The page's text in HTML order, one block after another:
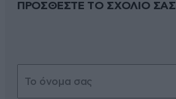
ΠΡΟΣΘΕΣΤΕ ΤΟ ΣΧΟΛΙΟ ΣΑΣ